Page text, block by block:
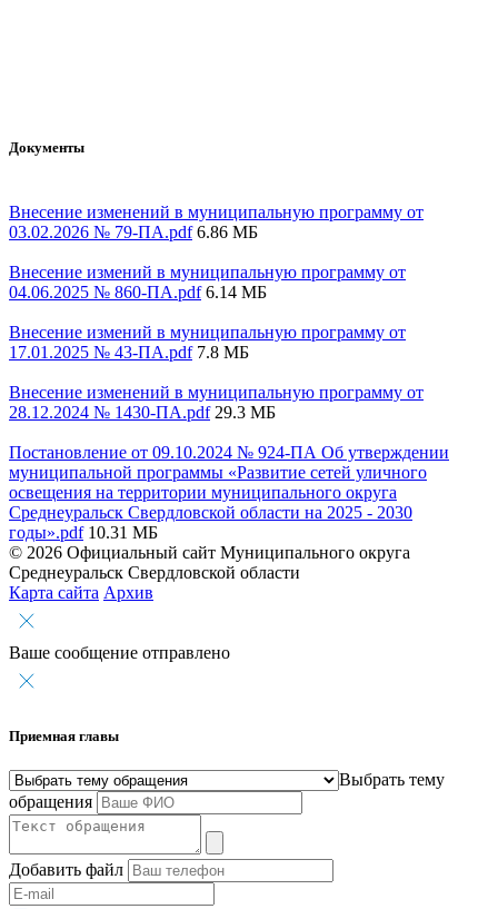
Документы
Внесение изменений в муниципальную программу от
03.02.2026 № 79-ПА.pdf 6.86 МБ
Внесение измений в муниципальную программу от
04.06.2025 № 860-ПА.pdf 6.14 МБ
Внесение измений в муниципальную программу от
17.01.2025 № 43-ПА.pdf 7.8 МБ
Внесение изменений в муниципальную программу от
28.12.2024 № 1430-ПА.pdf 29.3 МБ
Постановление от 09.10.2024 № 924-ПА Об утверждении
муниципальной программы «Развитие сетей уличного
освещения на территории муниципального округа
Среднеуральск Свердловской области на 2025 - 2030
годы».pdf 10.31 МБ
© 2026 Официальный сайт Муниципального округа
Среднеуральск Свердловской области
Карта сайта Архив
Ваше сообщение отправлено
Приемная главы
Выбрать тему
обращения
Добавить файл